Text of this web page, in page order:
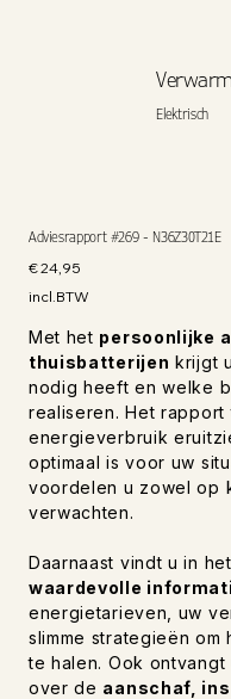
Elektrisch
Adviesrapport #269 - N36Z30T21E
Prijs
€ 24,95
incl.BTW
Met het persoonlijke
thuisbatterijen krijgt
nodig heeft en welke
realiseren. Het
energieverbruik
optimaal is voor uw
voordelen u zowel op
verwachten.
Daarnaast vindt u in
waardevolle
energietarieven, uw
slimme strategieën om
te halen. Ook
over de aanschaf,